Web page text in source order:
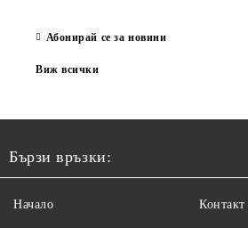
Абонирай се за новини
Виж всички
Бързи връзки:
Начало Контакт